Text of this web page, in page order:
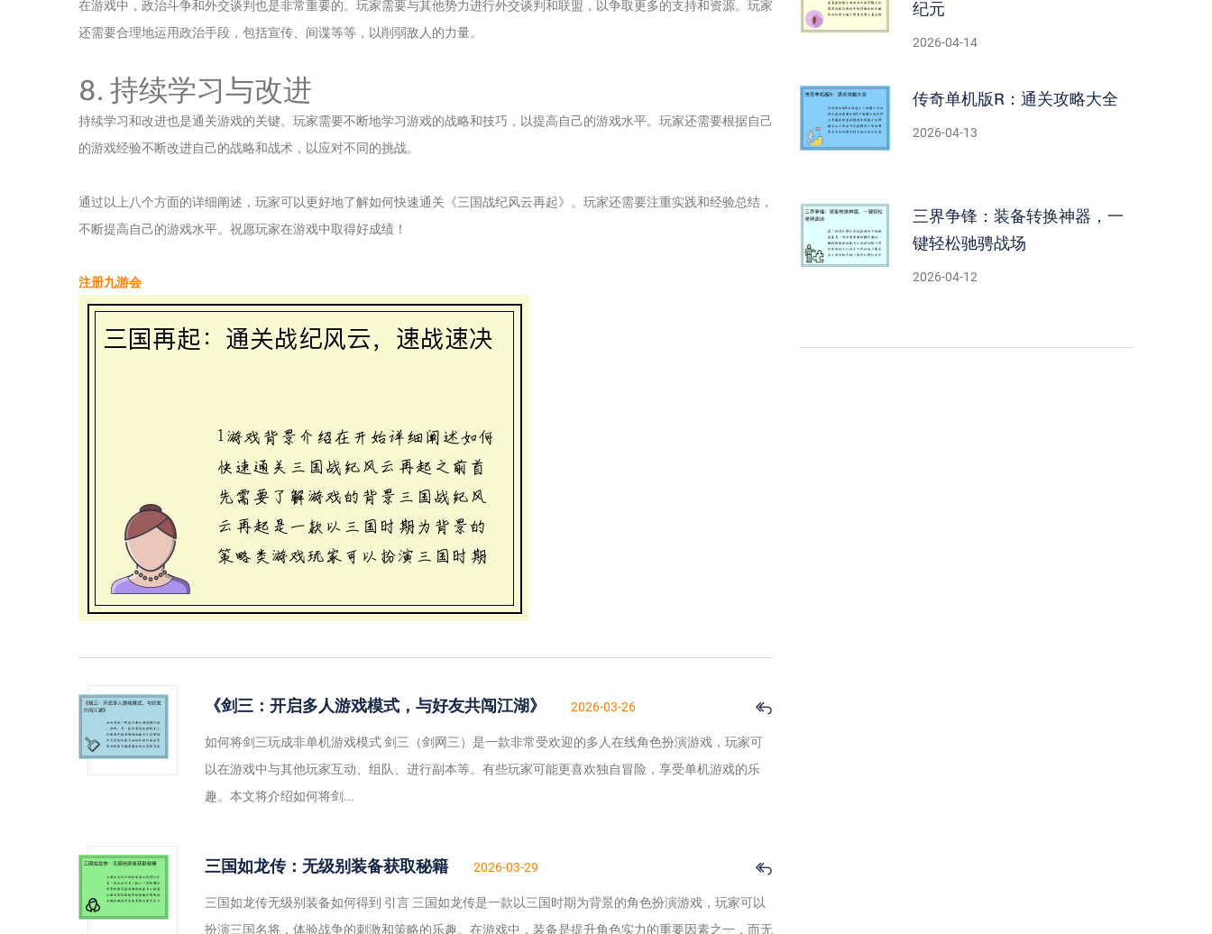
在游戏中，政治斗争和外交谈判也是非常重要的。玩家需要与其他势力进行外交谈判和联盟，以争取更多的支持和资源。玩家
还需要合理地运用政治手段，包括宣传、间谍等等，以削弱敌人的力量。
8. 持续学习与改进
持续学习和改进也是通关游戏的关键。玩家需要不断地学习游戏的战略和技巧，以提高自己的游戏水平。玩家还需要根据自己
的游戏经验不断改进自己的战略和战术，以应对不同的挑战。
通过以上八个方面的详细阐述，玩家可以更好地了解如何快速通关《三国战纪风云再起》。玩家还需要注重实践和经验总结，
不断提高自己的游戏水平。祝愿玩家在游戏中取得好成绩！
注册九游会
《剑三：开启多人游戏模式，与好友共闯江湖》 2026-03-26
如何将剑三玩成非单机游戏模式 剑三（剑网三）是一款非常受欢迎的多人在线角色扮演游戏，玩家可
以在游戏中与其他玩家互动、组队、进行副本等。有些玩家可能更喜欢独自冒险，享受单机游戏的乐
趣。本文将介绍如何将剑...
三国如龙传：无级别装备获取秘籍 2026-03-29
三国如龙传无级别装备如何得到 引言 三国如龙传是一款以三国时期为背景的角色扮演游戏，玩家可以
扮演三国名将，体验战争的刺激和策略的乐趣。在游戏中，装备是提升角色实力的重要因素之一，而无
纪元
2026-04-14
传奇单机版R：通关攻略大全
2026-04-13
三界争锋：装备转换神器，一
键轻松驰骋战场
2026-04-12